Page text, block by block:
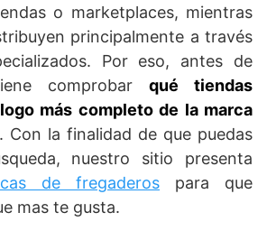
o marketplaces, mientras
principalmente a través
Por eso, antes de
comprobar qué tiendas
más completo de la marca
. Con la finalidad de que puedas
nuestro sitio presenta
de fregaderos para que
mas te gusta.